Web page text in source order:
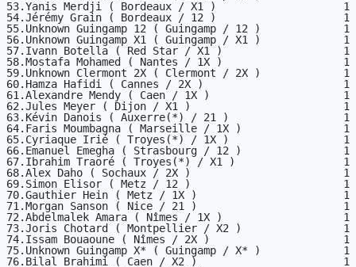
53.Yanis Merdji ( Bordeaux / X1 )                    1
54.Jérémy Grain ( Bordeaux / 12 )                    1
55.Unknown Guingamp 12 ( Guingamp / 12 )             1
56.Unknown Guingamp X1 ( Guingamp / X1 )             1
57.Ivann Botella ( Red Star / X1 )                   1
58.Mostafa Mohamed ( Nantes / 1X )                   1
59.Unknown Clermont 2X ( Clermont / 2X )             1
60.Hamza Hafidi ( Cannes / 2X )                      1
61.Alexandre Mendy ( Caen / 1X )                     1
62.Jules Meyer ( Dijon / X1 )                        1
63.Kévin Danois ( Auxerre(*) / 21 )                  1
64.Faris Moumbagna ( Marseille / 1X )                1
65.Cyriaque Irié ( Troyes(*) / 1X )                  1
66.Emanuel Emegha ( Strasbourg / 12 )                1
67.Ibrahim Traoré ( Troyes(*) / X1 )                 1
68.Alex Daho ( Sochaux / 2X )                        1
69.Simon Elisor ( Metz / 12 )                        1
70.Gauthier Hein ( Metz / 1X )                       1
71.Morgan Sanson ( Nice / 21 )                       1
72.Abdelmalek Amara ( Nîmes / 1X )                   1
73.Joris Chotard ( Montpellier / X2 )                1
74.Issam Bouaoune ( Nîmes / 2X )                     1
75.Unknown Guingamp X* ( Guingamp / X* )             1
76.Bilal Brahimi ( Caen / X2 )                       1